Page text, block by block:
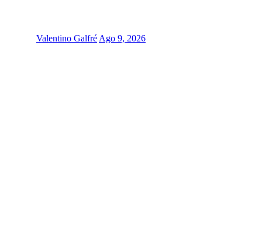
Valentino Galfré Ago 9, 2026